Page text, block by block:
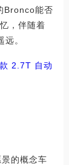
Bronco能否
，伴随着
。
2.7T 自动
的概念车